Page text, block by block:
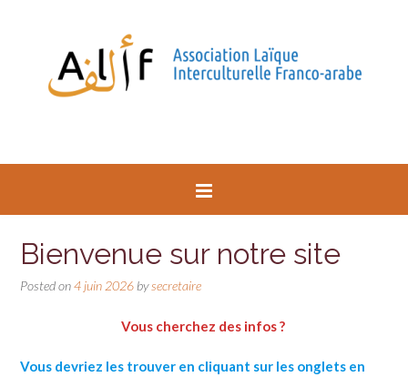
Bienvenue sur notre site
Posted on4 juin 2026 bysecretaire
Vous cherchez des infos ?
Vous devriez les trouver en cliquant sur les onglets en